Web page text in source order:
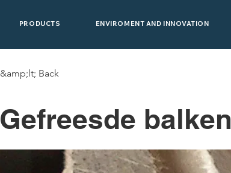
PRODUCTS ENVIROMENT AND INNOVATION
&amp;lt; Back
Gefreesde balken